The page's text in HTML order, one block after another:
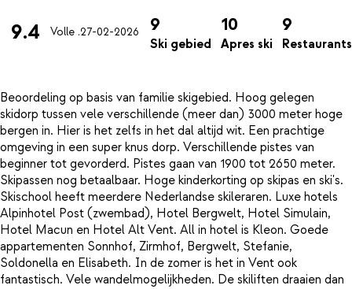
9.4 Volle .27-02-2026 9
Ski gebied
10
Apres ski
9
Restaurants
Beoordeling op basis van familie skigebied. Hoog gelegen
skidorp tussen vele verschillende (meer dan) 3000 meter hoge
bergen in. Hier is het zelfs in het dal altijd wit. Een prachtige
omgeving in een super knus dorp. Verschillende pistes van
beginner tot gevorderd. Pistes gaan van 1900 tot 2650 meter.
Skipassen nog betaalbaar. Hoge kinderkorting op skipas en ski's.
Skischool heeft meerdere Nederlandse skileraren. Luxe hotels
Alpinhotel Post (zwembad), Hotel Bergwelt, Hotel Simulain,
Hotel Macun en Hotel Alt Vent. All in hotel is Kleon. Goede
appartementen Sonnhof, Zirmhof, Bergwelt, Stefanie,
Soldonella en Elisabeth. In de zomer is het in Vent ook
fantastisch. Vele wandelmogelijkheden. De skiliften draaien dan